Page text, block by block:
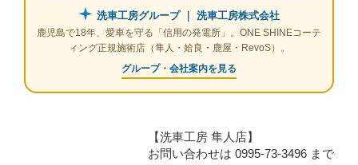
洗車工房グループ ｜ 洗車工房株式会社
鹿児島で18年、愛車を守る「信用の発電所」。ONE SHINEコーテ
ィング正規施術店（隼人・姶良・鹿屋・RevoS）。
グループ・会社案内を見る
【洗車工房 隼人店】
お問い合わせは 0995-73-3496 まで